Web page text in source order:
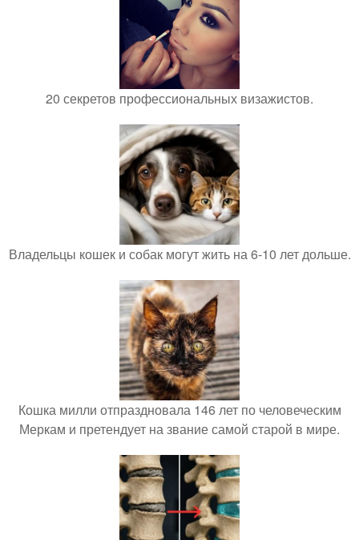
20 секретов профессиональных визажистов.
Владельцы кошек и собак могут жить на 6-10 лет дольше.
Кошка милли отпраздновала 146 лет по человеческим
Меркам и претендует на звание самой старой в мире.